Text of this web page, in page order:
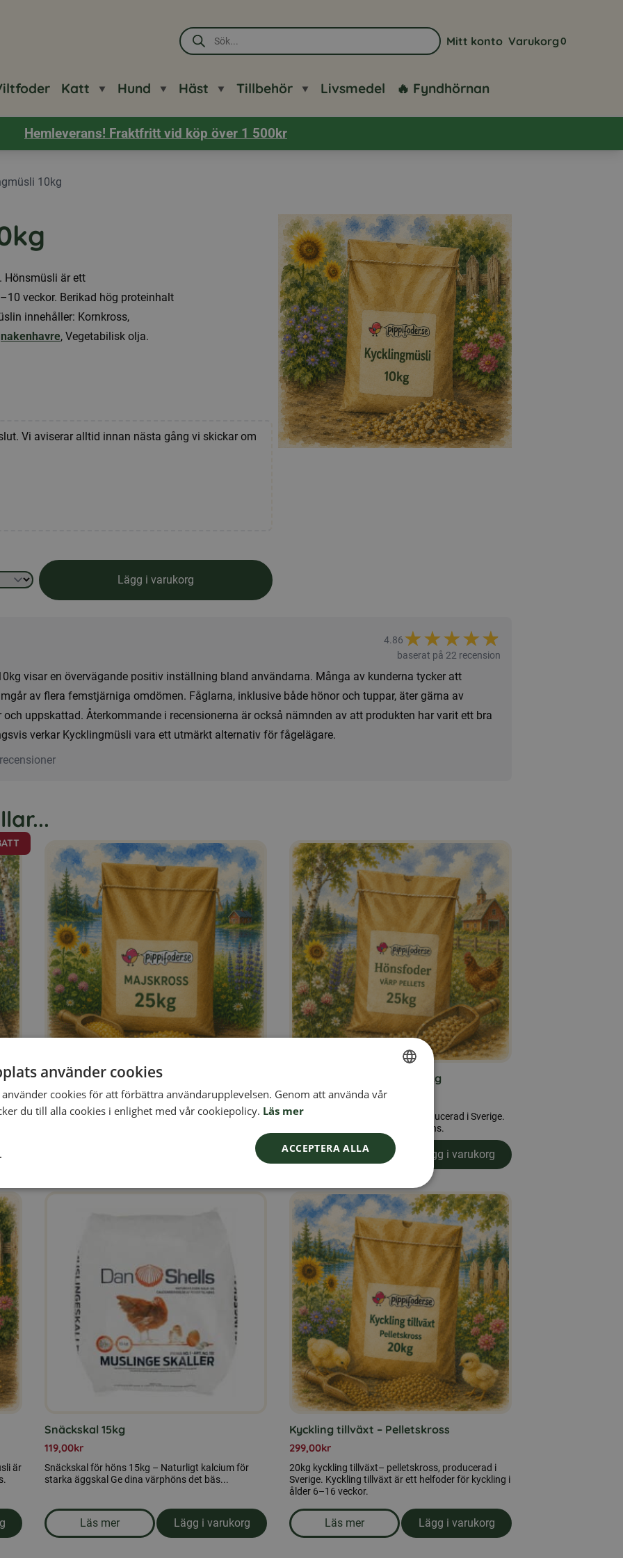
Produktsökning
Gå till sidan för mitt konto
Mitt konto
Visa din
Varukorg0
Katt Hund Häst Tillbehör Livsmedel 🔥 Fyndhörnan
Hemleverans! Fraktfritt vid köp över 1 500kr
10kg
Hönsmüsli är ett
veckor. Berikad hög proteinhalt
innehåller: Kornkross,
nakenhavre, Vegetabilisk olja.
Vi aviserar alltid innan nästa gång vi skickar om
Lägg i varukorg
4.86★★★★★
★
baserat på 22 recension
visar en övervägande positiv inställning bland användarna. Många av kunderna tycker att
av flera femstjärniga omdömen. Fåglarna, inklusive både hönor och tuppar, äter gärna av
uppskattad. Återkommande i recensionerna är också nämnden av att produkten har varit ett bra
verkar Kycklingmüsli vara ett utmärkt alternativ för fågelägare.
5% rabatt
Majskross 25kg
329,00kr
25kg majskross, producerad i Sverige. Majskross är
Hönsfoder värp pellets 25kg
399,00kr
Hönsfoder värp pellets 25kg, producerad i Sverige.
Hönspellets är ett fullfoder för höns.
Läs mer
om produkten Hönsfoder värp pellets 25kg
Lägg i varukorg
är
Snäckskal 15kg
119,00kr
Snäckskal för höns 15kg – Naturligt kalcium för
starka äggskal Ge dina värphöns det bäs...
Läs mer
om produkten Snäckskal 15kg
Lägg i varukorg
Kyckling tillväxt – Pelletskross
299,00kr
20kg kyckling tillväxt– pelletskross, producerad i
Sverige. Kyckling tillväxt är ett helfoder för kyckling i
ålder 6–16 veckor.
Läs mer
om produkten Kyckling tillväxt – Pelletskross
Lägg i varukorg
SWEDISH
NORWEGIAN
använder cookies
cookies för att förbättra användarupplevelsen. Genom att använda vår
du till alla cookies i enlighet med vår cookiepolicy. Läs mer
ACCEPTERA ALLA